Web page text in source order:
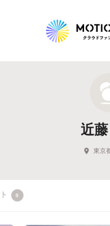
新着プロ
キュレー
近
東京
0